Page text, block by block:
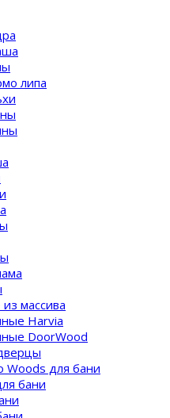
липа
массива
Harvia
DoorWood
для бани
бани